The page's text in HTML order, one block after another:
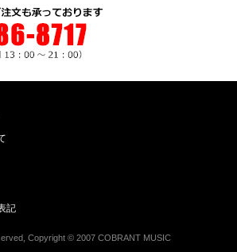
記
Copyright © 2007 COBRANT MUSIC